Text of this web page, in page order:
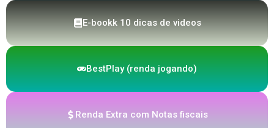
E-bookk 10 dicas de videos
BestPlay (renda jogando)
Renda Extra com Notas fiscais